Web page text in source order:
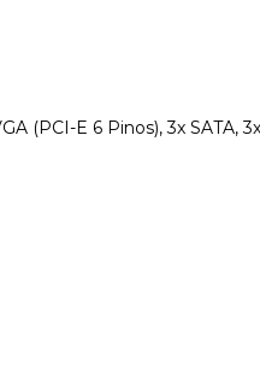
(PCI-E 6 Pinos), 3x SATA,